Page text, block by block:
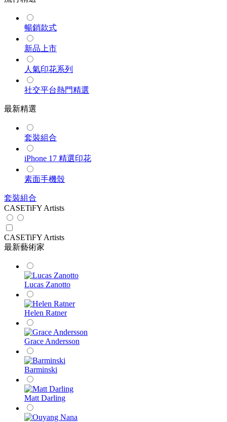
暢銷款式
新品上市
人氣印花系列
社交平台熱門精選
最新精選
套裝組合
iPhone 17 精選印花
素面手機殼
套裝組合
CASETiFY Artists
CASETiFY Artists
最新藝術家
Lucas Zanotto
Helen Ratner
Grace Andersson
Barminski
Matt Darling